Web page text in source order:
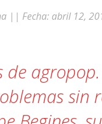
|| Fecha: abril 12,
de
sin